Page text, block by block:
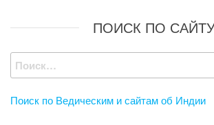
ПОИСК ПО
Найти:
Поиск по Ведическим и сайтам об Индии